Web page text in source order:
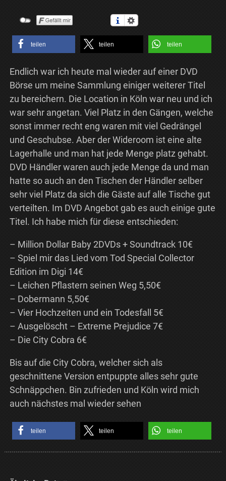
teilen teilen teilen
Endlich war ich heute mal wieder auf einer DVD
Börse um meine Sammlung einiger weiterer Titel
zu bereichern. Die Location in Köln war neu und ich
war sehr angetan. Viel Platz in den Gängen, welche
sonst immer recht eng waren mit viel Gedrängel
und Geschubse. Aber der Wideroom ist eine alte
Lagerhalle und man hat jede Menge platz gehabt.
DVD Händler waren auch jede Menge da und man
hatte so auch an den Tischen der Händler selber
sehr viel Platz da sich die Gäste auf alle Tische gut
verteilten. Im DVD Angebot gab es auch einige gute
Titel. Ich habe mich für diese entschieden:
– Million Dollar Baby 2DVDs + Soundtrack 10€
– Spiel mir das Lied vom Tod Special Collector
Edition im Digi 14€
– Leichen Pflastern seinen Weg 5,50€
– Dobermann 5,50€
– Vier Hochzeiten und ein Todesfall 5€
– Ausgelöscht – Extreme Prejudice 7€
– Die City Cobra 6€
Bis auf die City Cobra, welcher sich als
geschnittene Version entpuppte alles sehr gute
Schnäppchen. Bin zufrieden und Köln wird mich
auch nächstes mal wieder sehen
teilen teilen teilen